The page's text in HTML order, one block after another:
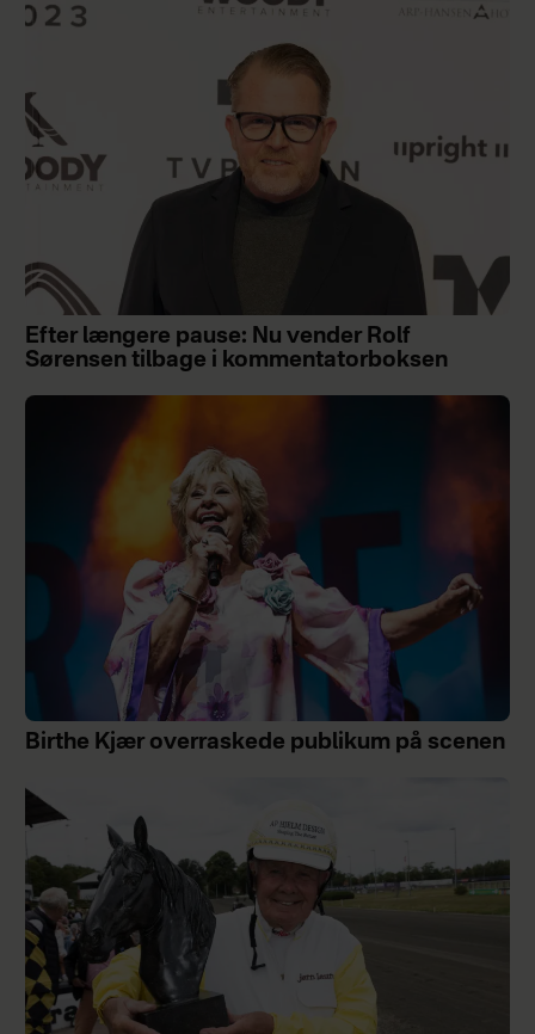
Efter længere pause: Nu vender Rolf
Sørensen tilbage i kommentatorboksen
Birthe Kjær overraskede publikum på scenen